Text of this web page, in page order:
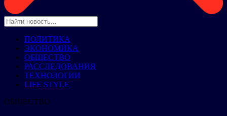
ПОЛИТИКА
ЭКОНОМИКА
ОБЩЕСТВО
РАССЛЕДОВАНИЯ
ТЕХНОЛОГИИ
LIFE STYLE
ОБЩЕСТВО